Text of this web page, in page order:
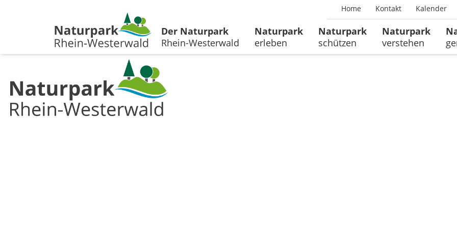
Home Kontakt Kalender
Der Naturpark
Rhein-Westerwald
Naturpark
erleben
Naturpark
schützen
Naturpark
verstehen